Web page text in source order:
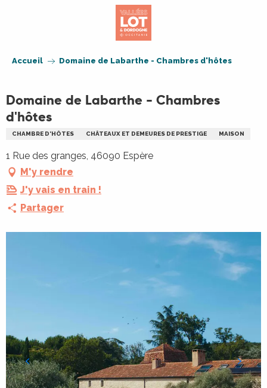
Accueil Domaine de Labarthe - Chambres d'hôtes
Domaine de Labarthe - Chambres
d'hôtes
CHAMBRE D'HÔTES CHÂTEAUX ET DEMEURES DE PRESTIGE MAISON
1 Rue des granges, 46090 Espère
M'y rendre
J'y vais en train !
Partager